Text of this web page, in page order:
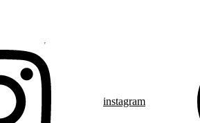
instagram